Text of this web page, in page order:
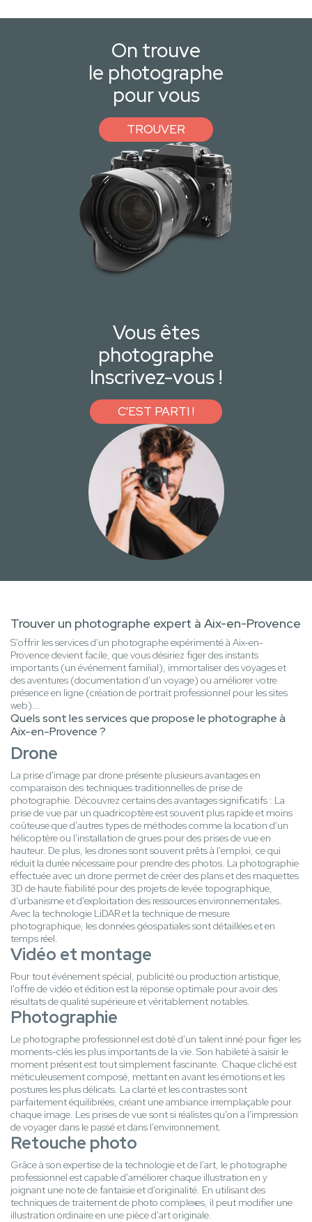
On trouve
le photographe
pour vous
TROUVER
Vous êtes
photographe
Inscrivez-vous !
C'EST PARTI !
Trouver un photographe expert à Aix-en-Provence
S'offrir les services d'un photographe expérimenté à Aix-en-
Provence devient facile, que vous désiriez figer des instants
importants (un événement familial), immortaliser des voyages et
des aventures (documentation d'un voyage) ou améliorer votre
présence en ligne (création de portrait professionnel pour les sites
web)...
Quels sont les services que propose le photographe à
Aix-en-Provence ?
Drone
La prise d'image par drone présente plusieurs avantages en
comparaison des techniques traditionnelles de prise de
photographie. Découvrez certains des avantages significatifs : La
prise de vue par un quadricoptère est souvent plus rapide et moins
coûteuse que d'autres types de méthodes comme la location d'un
hélicoptère ou l'installation de grues pour des prises de vue en
hauteur. De plus, les drones sont souvent prêts à l'emploi, ce qui
réduit la durée nécessaire pour prendre des photos. La photographie
effectuée avec un drone permet de créer des plans et des maquettes
3D de haute fiabilité pour des projets de levée topographique,
d'urbanisme et d'exploitation des ressources environnementales.
Avec la technologie LiDAR et la technique de mesure
photographique, les données géospatiales sont détaillées et en
temps réel.
Vidéo et montage
Pour tout événement spécial, publicité ou production artistique,
l'offre de vidéo et édition est la réponse optimale pour avoir des
résultats de qualité supérieure et véritablement notables.
Photographie
Le photographe professionnel est doté d'un talent inné pour figer les
moments-clés les plus importants de la vie. Son habileté à saisir le
moment présent est tout simplement fascinante. Chaque cliché est
méticuleusement composé, mettant en avant les émotions et les
postures les plus délicats. La clarté et les contrastes sont
parfaitement équilibrées, créant une ambiance irremplaçable pour
chaque image. Les prises de vue sont si réalistes qu'on a l'impression
de voyager dans le passé et dans l'environnement.
Retouche photo
Grâce à son expertise de la technologie et de l'art, le photographe
professionnel est capable d'améliorer chaque illustration en y
joignant une note de fantaisie et d'originalité. En utilisant des
techniques de traitement de photo complexes, il peut modifier une
illustration ordinaire en une pièce d'art originale.